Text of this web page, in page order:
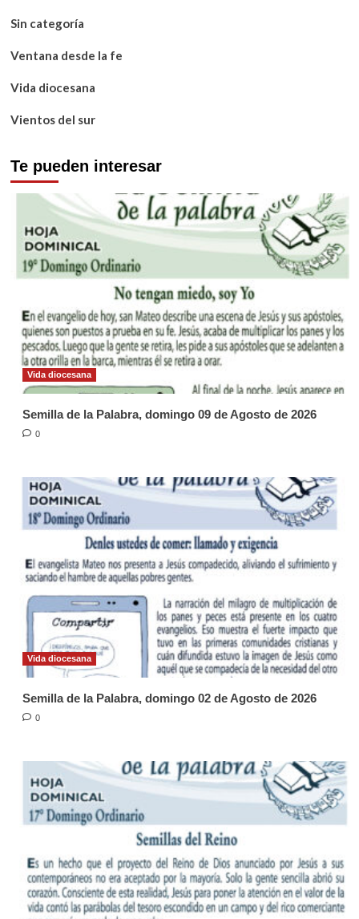
Sin categoría
Ventana desde la fe
Vida diocesana
Vientos del sur
Te pueden interesar
Vida diocesana
Semilla de la Palabra, domingo 09 de Agosto de 2026
0
Vida diocesana
Semilla de la Palabra, domingo 02 de Agosto de 2026
0